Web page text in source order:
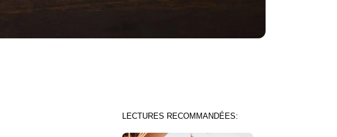
LECTURES RECOMMANDÉES: